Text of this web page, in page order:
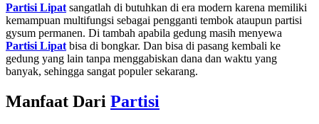
Partisi Lipat sangatlah di butuhkan di era modern karena memiliki
kemampuan multifungsi sebagai pengganti tembok ataupun partisi
gysum permanen. Di tambah apabila gedung masih menyewa
Partisi Lipat bisa di bongkar. Dan bisa di pasang kembali ke
gedung yang lain tanpa menggabiskan dana dan waktu yang
banyak, sehingga sangat populer sekarang.
Manfaat Dari Partisi